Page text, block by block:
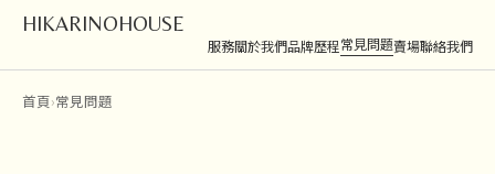
HIKARINOHOUSE
服務關於我們品牌歷程常見問題賣場聯絡我們
首頁›常見問題